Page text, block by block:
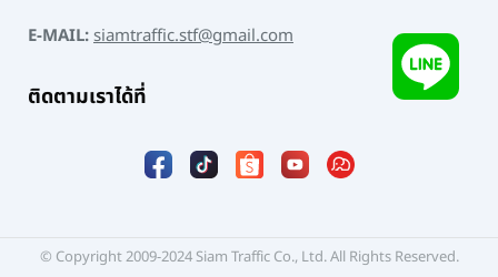
E-MAIL:siamtraffic.stf@gmail.com
ติดตามเราได้ที่
© Copyright 2009-2024 Siam Traffic Co., Ltd. All Rights Reserved.